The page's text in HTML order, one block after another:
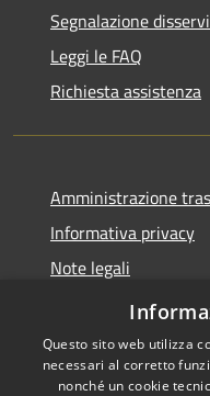
Segnalazione
Leggi le FAQ
Richiesta assistenza
Amministrazione
Informativa privacy
Note legali
Dichiarazione di
Questo sito web utilizza
necessari al corretto
nonché un cookie